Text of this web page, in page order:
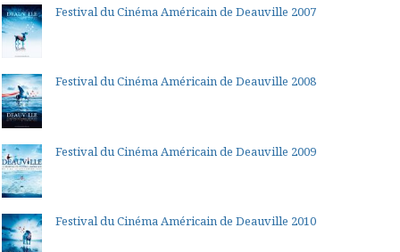
Festival du Cinéma Américain de Deauville 2007
Festival du Cinéma Américain de Deauville 2008
Festival du Cinéma Américain de Deauville 2009
Festival du Cinéma Américain de Deauville 2010